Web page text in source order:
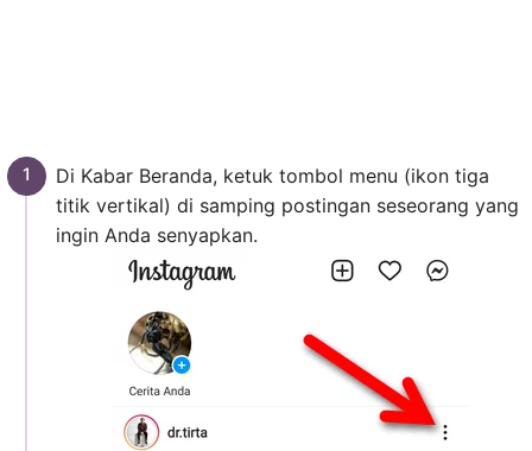
Di Kabar Beranda, ketuk tombol menu (ikon tiga
titik vertikal) di samping postingan seseorang yang
ingin Anda senyapkan.